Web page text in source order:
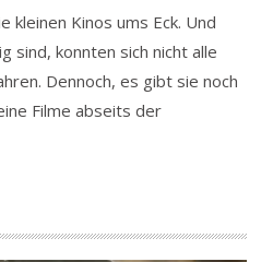
kleinen Kinos ums Eck. Und
sind, konnten sich nicht alle
Dennoch, es gibt sie noch
Filme abseits der